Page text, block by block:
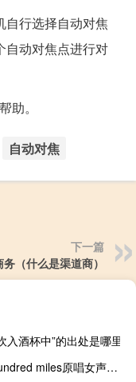
自行选择自动对焦
自动对焦点进行对
助。
自动对焦
下一篇
（什么是渠道商）
入酒杯中”的出处是哪里
five hundred miles原唱女声（five hundred miles原唱）